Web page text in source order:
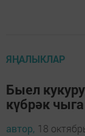
ЯҢАЛЫКЛАР
Быел
күбрәк чыга
автор, 18